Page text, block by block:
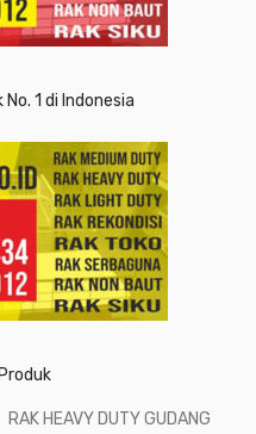
1 di Indonesia
RAK HEAVY DUTY GUDANG